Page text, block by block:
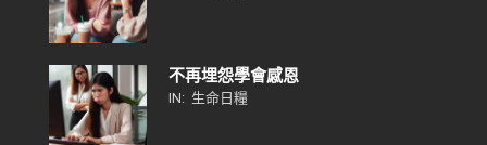
不再埋怨學會感恩
IN: 生命日糧